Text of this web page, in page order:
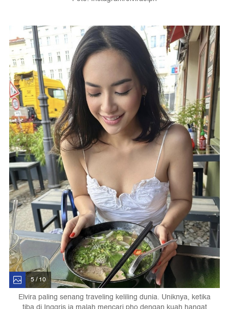
5 / 10
Elvira paling senang traveling keliling dunia. Uniknya, ketika